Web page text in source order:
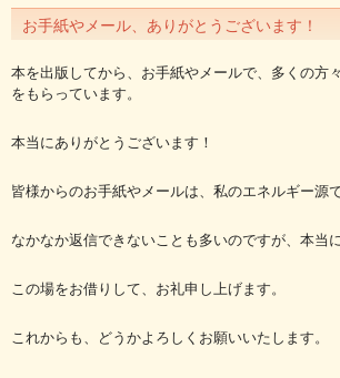
お手紙やメール、ありがとうございます！
本を出版してから、お手紙やメールで、多くの方
をもらっています。
本当にありがとうございます！
皆様からのお手紙やメールは、私のエネルギー源
なかなか返信できないことも多いのですが、本当
この場をお借りして、お礼申し上げます。
これからも、どうかよろしくお願いいたします。